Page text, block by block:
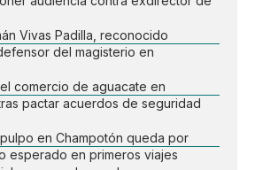
Vivas Padilla, reconocido
del magisterio en
comercio de aguacate en
pactar acuerdos de seguridad
en Champotón queda por
esperado en primeros viajes